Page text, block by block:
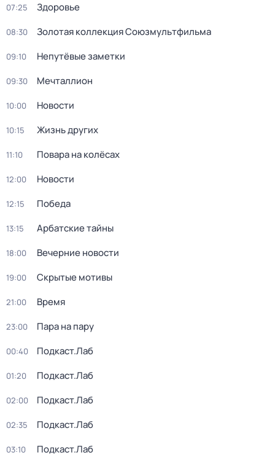
07:25 Здоровье
08:30 Золотая коллекция Союзмультфильма
09:10 Непутёвые заметки
09:30 Мечталлион
10:00 Новости
10:15 Жизнь других
11:10 Повара на колёсах
12:00 Новости
12:15 Победа
13:15 Арбатские тайны
18:00 Вечерние новости
19:00 Скрытые мотивы
21:00 Время
23:00 Пара на пару
00:40 Подкаст.Лаб
01:20 Подкаст.Лаб
02:00 Подкаст.Лаб
02:35 Подкаст.Лаб
03:10 Подкаст.Лаб